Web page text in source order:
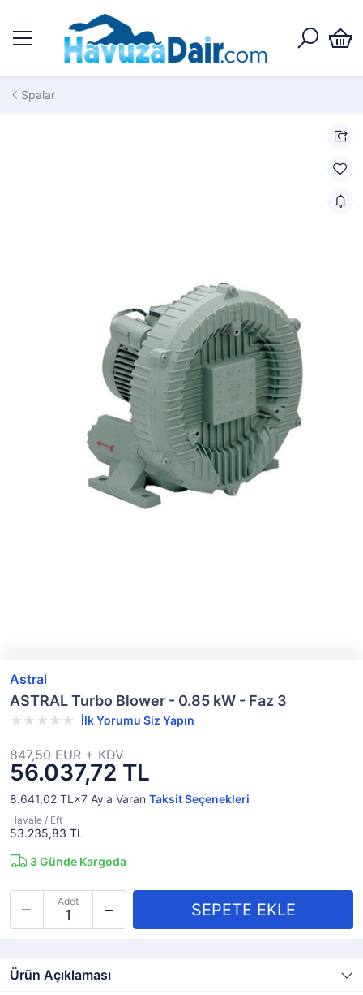
Spalar
Astral
ASTRAL Turbo Blower - 0.85 kW - Faz 3
İlk Yorumu Siz Yapın
56.037,72 TL
847,50 EUR + KDV
8.641,02 TL×7 Ay'a Varan Taksit Seçenekleri
Havale / Eft
53.235,83 TL
3Günde Kargoda
Adet
Ürün Açıklaması